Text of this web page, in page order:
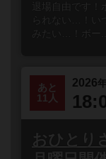
退場自由です
られない…！い
あと
11人
2026年
おひとり